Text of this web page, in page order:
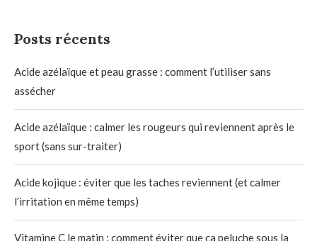
Posts récents
Acide azélaïque et peau grasse : comment l’utiliser sans
assécher
Acide azélaïque : calmer les rougeurs qui reviennent après le
sport (sans sur-traiter)
Acide kojique : éviter que les taches reviennent (et calmer
l’irritation en même temps)
Vitamine C le matin : comment éviter que ça peluche sous la